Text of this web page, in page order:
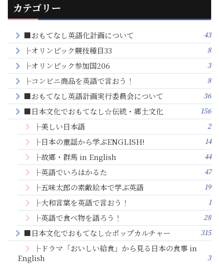
カテゴリー
■おもてなし英語化計画について 43
├オリンピック競技種目33 8
├オリンピック参加国206 3
├コンビニ商品を英語で言おう！ 8
■おもてなし英語計画実行委員会について 36
■日本文化でおもてなし☆伝統・郷土文化 156
├美しい日本語 2
├日本の童謡から学ぶENGLISH! 14
├故郷・群馬 in English 44
├英語でいろはかるた 47
├五味太郎の素敵絵本で学ぶ英語 19
├大和言葉を英語で言おう！ 1
├英語で食べ物を語ろう！ 28
■日本文化でおもてなし☆ポップカルチャー 315
├ドラマ「おいしい給食」から見る日本の食事 in
English
3